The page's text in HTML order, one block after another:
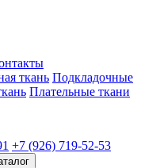
ткань Подкладочные
Плательные ткани
+7 (926) 719-52-53